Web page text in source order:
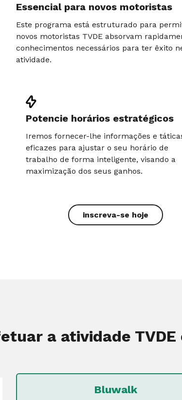
Essencial para novos motoristas
Este programa está estruturado para
novos motoristas TVDE absorvam
conhecimentos necessários para ter êxito
atividade.
Potencie horários estratégicos
Iremos fornecer-lhe informações e
eficazes para ajustar o seu horário de
trabalho de forma inteligente, visando a
maximização dos seus ganhos.
inscreva-se hoje
a atividade
Bluwalk